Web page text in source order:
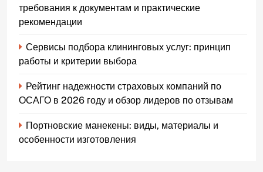
требования к документам и практические
рекомендации
Сервисы подбора клининговых услуг: принцип
работы и критерии выбора
Рейтинг надежности страховых компаний по
ОСАГО в 2026 году и обзор лидеров по отзывам
Портновские манекены: виды, материалы и
особенности изготовления